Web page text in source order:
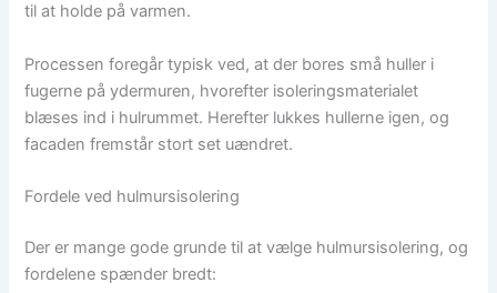
til at holde på varmen.
Processen foregår typisk ved, at der bores små huller i
fugerne på ydermuren, hvorefter isoleringsmaterialet
blæses ind i hulrummet. Herefter lukkes hullerne igen, og
facaden fremstår stort set uændret.
Fordele ved hulmursisolering
Der er mange gode grunde til at vælge hulmursisolering, og
fordelene spænder bredt: